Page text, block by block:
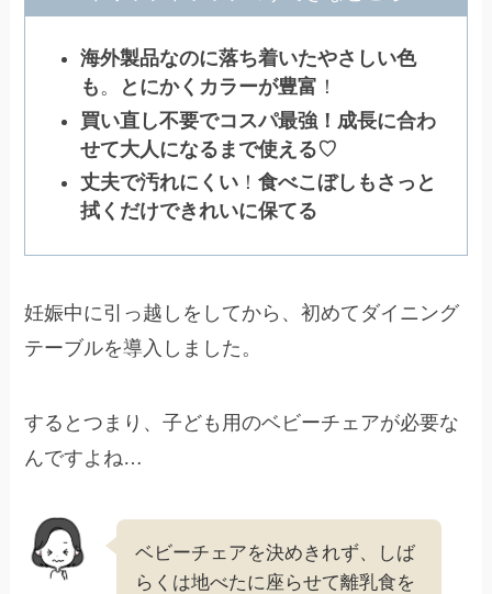
海外製品なのに落ち着いたやさしい色
も。 とにかくカラーが豊富 ！
買い直し不要でコスパ最強！成長に合わ
せて大人になるまで使える♡
丈夫で汚れにくい！ 食べこぼしもさっと
拭くだけできれいに保てる
妊娠中に引っ越しをしてから、初めてダイニング
テーブルを導入しました。
するとつまり、子ども用のベビーチェアが必要な
んですよね…
ベビーチェアを決めきれず、しば
らくは地べたに座らせて離乳食を